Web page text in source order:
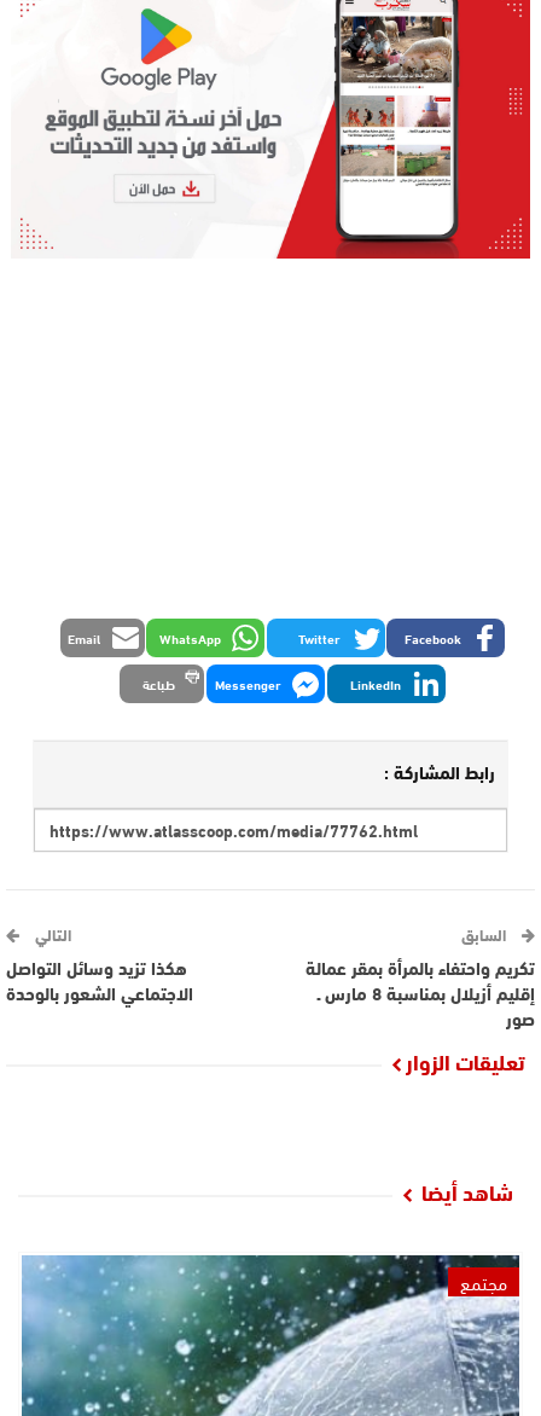
Facebook
Twitter
WhatsApp
Email
LinkedIn
Messenger طباعة
رابط المشاركة :
السابق
تكريم واحتفاء بالمرأة بمقر عمالة
إقليم أزيلال بمناسبة 8 مارس ـ
صور
التالي
هكذا تزيد وسائل التواصل
الاجتماعي الشعور بالوحدة
تعليقات الزوار
شاهد أيضا
مجتمع